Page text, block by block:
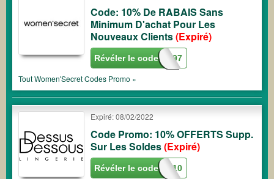
Code: 10% De RABAIS Sans
Minimum D'achat Pour Les
Nouveaux Clients(Expiré)
WSBV0FLJR997
Révéler le code
ToutWomen'SecretCodes Promo »
Expiré: 08/02/2022
Code Promo: 10% OFFERTS Supp.
Sur Les Soldes(Expiré)
SALE10
Révéler le code